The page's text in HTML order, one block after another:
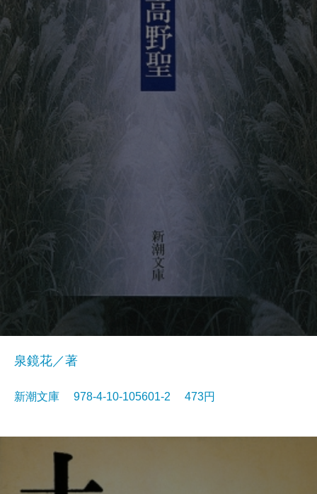
泉鏡花／著
新潮文庫 978-4-10-105601-2 473円